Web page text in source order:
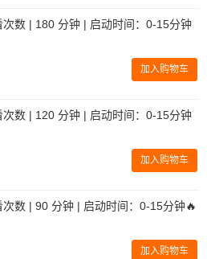
数 | 180 分钟 | 启动时间：0-15分钟
加入购物车
数 | 120 分钟 | 启动时间：0-15分钟
加入购物车
数 | 90 分钟 | 启动时间：0-15分钟🔥
加入购物车